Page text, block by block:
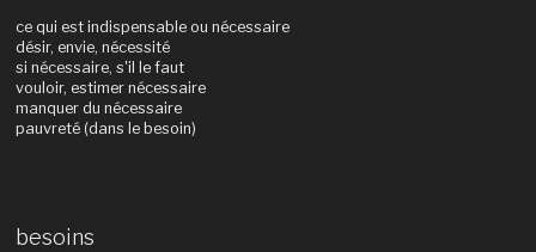
ce qui est indispensable ou nécessaire
désir, envie, nécessité
si nécessaire, s'il le faut
vouloir, estimer nécessaire
manquer du nécessaire
pauvreté (dans le besoin)
besoins